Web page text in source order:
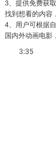
3、提供免费获
找到想看的内容
4、用户可根据
国内外动画电影